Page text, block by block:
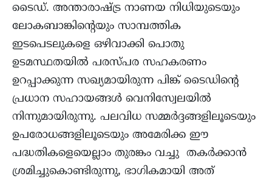
ടൈഡ്. അന്താരാഷ്ട്ര നാണയ നിധിയുടെയും
ലോകബാങ്കിന്റെയും സാമ്പത്തിക
ഇടപെടലുകളെ ഒഴിവാക്കി പൊതു
ഉടമസ്ഥതയിൽ പരസ്പര സഹകരണം
ഉറപ്പാക്കുന്ന സഖ്യമായിരുന്ന പിങ്ക് ടൈഡിന്റെ
പ്രധാന സഹായങ്ങൾ വെനിസ്വേലയിൽ
നിന്നുമായിരുന്നു. പലവിധ സമ്മർദ്ദങ്ങളിലൂടെയും
ഉപരോധങ്ങളിലൂടെയും അമേരിക്ക ഈ
പദ്ധതികളെയെല്ലാം തുരങ്കം വച്ചു തകർക്കാൻ
ശ്രമിച്ചുകൊണ്ടിരുന്നു, ഭാഗികമായി അത്